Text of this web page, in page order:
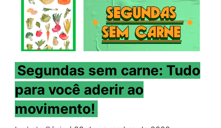
Segundas sem carne: Tudo
para você aderir ao
movimento!